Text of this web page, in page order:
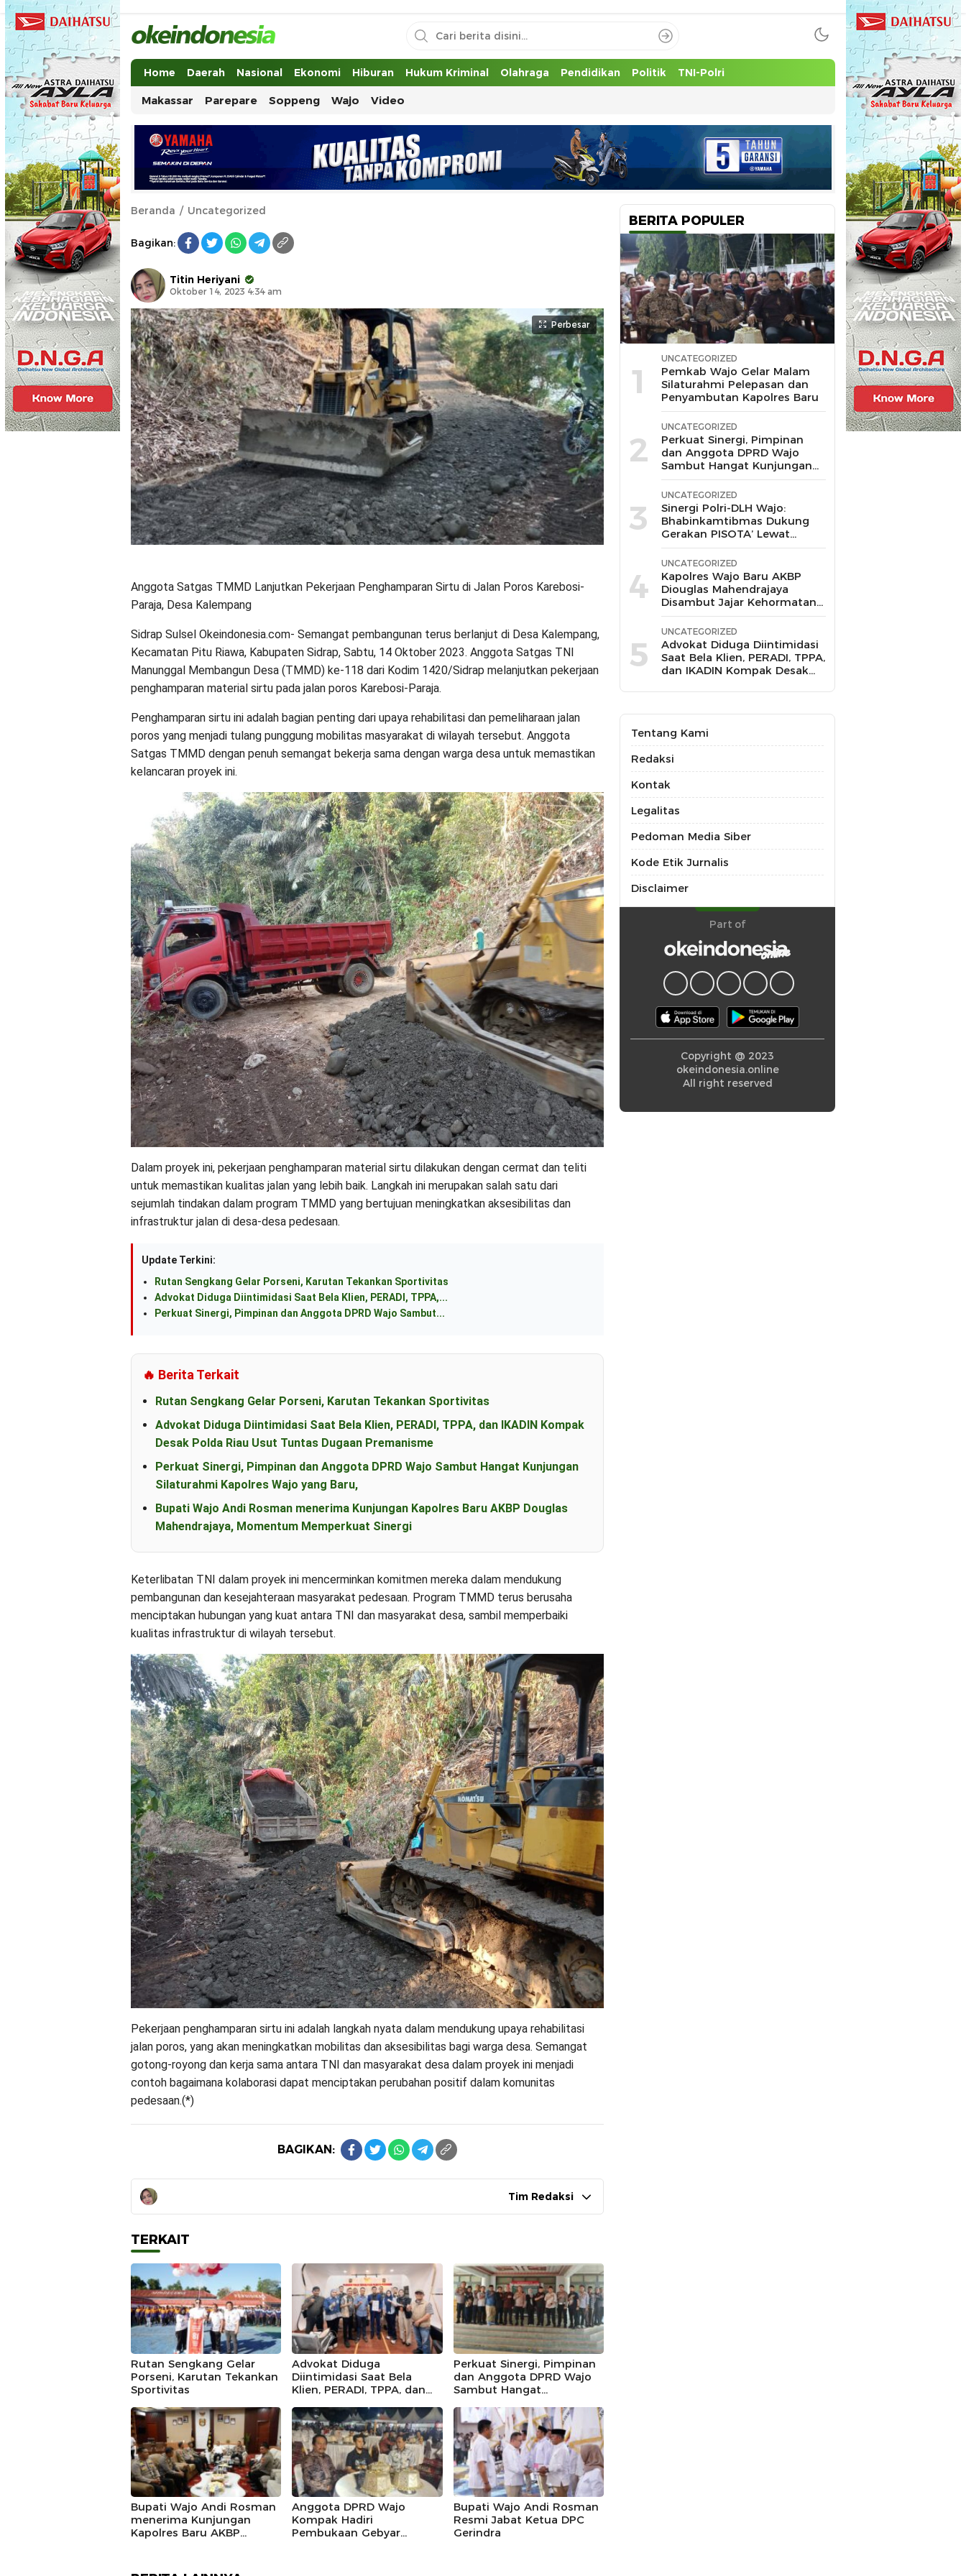
Okeindonesia.Online
Mengonlinekan Indonesia Secara Utuh
Home Daerah Nasional Ekonomi Hiburan Hukum Kriminal Olahraga Pendidikan Politik TNI-Polri
Makassar Parepare Soppeng Wajo Video
Beranda Uncategorized
Bagikan:
Titin Heriyani
Oktober 14, 2023 4:34 am
Perbesar
Anggota Satgas TMMD Lanjutkan Pekerjaan Penghamparan Sirtu di Jalan Poros Karebosi-
Paraja, Desa Kalempang
Sidrap Sulsel Okeindonesia.com- Semangat pembangunan terus berlanjut di Desa Kalempang,
Kecamatan Pitu Riawa, Kabupaten Sidrap, Sabtu, 14 Oktober 2023. Anggota Satgas TNI
Manunggal Membangun Desa (TMMD) ke-118 dari Kodim 1420/Sidrap melanjutkan pekerjaan
penghamparan material sirtu pada jalan poros Karebosi-Paraja.
Penghamparan sirtu ini adalah bagian penting dari upaya rehabilitasi dan pemeliharaan jalan
poros yang menjadi tulang punggung mobilitas masyarakat di wilayah tersebut. Anggota
Satgas TMMD dengan penuh semangat bekerja sama dengan warga desa untuk memastikan
kelancaran proyek ini.
Dalam proyek ini, pekerjaan penghamparan material sirtu dilakukan dengan cermat dan teliti
untuk memastikan kualitas jalan yang lebih baik. Langkah ini merupakan salah satu dari
sejumlah tindakan dalam program TMMD yang bertujuan meningkatkan aksesibilitas dan
infrastruktur jalan di desa-desa pedesaan.
Update Terkini:
Rutan Sengkang Gelar Porseni, Karutan Tekankan Sportivitas
Advokat Diduga Diintimidasi Saat Bela Klien, PERADI, TPPA,...
Perkuat Sinergi, Pimpinan dan Anggota DPRD Wajo Sambut...
🔥 Berita Terkait
Rutan Sengkang Gelar Porseni, Karutan Tekankan Sportivitas
Advokat Diduga Diintimidasi Saat Bela Klien, PERADI, TPPA, dan IKADIN Kompak
Desak Polda Riau Usut Tuntas Dugaan Premanisme
Perkuat Sinergi, Pimpinan dan Anggota DPRD Wajo Sambut Hangat Kunjungan
Silaturahmi Kapolres Wajo yang Baru,
Bupati Wajo Andi Rosman menerima Kunjungan Kapolres Baru AKBP Douglas
Mahendrajaya, Momentum Memperkuat Sinergi
Keterlibatan TNI dalam proyek ini mencerminkan komitmen mereka dalam mendukung
pembangunan dan kesejahteraan masyarakat pedesaan. Program TMMD terus berusaha
menciptakan hubungan yang kuat antara TNI dan masyarakat desa, sambil memperbaiki
kualitas infrastruktur di wilayah tersebut.
Pekerjaan penghamparan sirtu ini adalah langkah nyata dalam mendukung upaya rehabilitasi
jalan poros, yang akan meningkatkan mobilitas dan aksesibilitas bagi warga desa. Semangat
gotong-royong dan kerja sama antara TNI dan masyarakat desa dalam proyek ini menjadi
contoh bagaimana kolaborasi dapat menciptakan perubahan positif dalam komunitas
pedesaan.(*)
BAGIKAN:
Tim Redaksi
TERKAIT
Rutan Sengkang Gelar
Porseni, Karutan Tekankan
Sportivitas
Advokat Diduga
Diintimidasi Saat Bela
Klien, PERADI, TPPA, dan
Polda Riau Usut Tuntas
Dugaan Premanisme
Perkuat Sinergi, Pimpinan
dan Anggota DPRD Wajo
Sambut Hangat
Kapolres Wajo yang Baru,
Bupati Wajo Andi Rosman
menerima Kunjungan
Kapolres Baru AKBP
Sinergi
Anggota DPRD Wajo
Kompak Hadiri
Pembukaan Gebyar
Bupati Wajo Andi Rosman
Resmi Jabat Ketua DPC
Gerindra
BERITA POPULER
1
UNCATEGORIZED
Pemkab Wajo Gelar Malam
Silaturahmi Pelepasan dan
Penyambutan Kapolres Baru
2
UNCATEGORIZED
Perkuat Sinergi, Pimpinan
dan Anggota DPRD Wajo
Sambut Hangat Kunjungan
Silaturahmi Kapolres Wajo
yang Baru,
3
UNCATEGORIZED
Sinergi Polri-DLH Wajo:
Bhabinkamtibmas Dukung
Gerakan PISOTA’ Lewat
Motor Sampah
4
UNCATEGORIZED
Kapolres Wajo Baru AKBP
Diouglas Mahendrajaya
Disambut Jajar Kehormatan
dan Tari Padduppa
5
UNCATEGORIZED
Advokat Diduga Diintimidasi
Saat Bela Klien, PERADI, TPPA,
dan IKADIN Kompak Desak
Dugaan Premanisme
Tentang Kami
Redaksi
Kontak
Legalitas
Pedoman Media Siber
Kode Etik Jurnalis
Disclaimer
Part of
Copyright @ 2023
okeindonesia.online
All right reserved